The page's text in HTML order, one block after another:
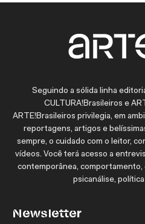
Seguindo a sólida linha
CULTURA!Brasileiros e
ARTE!Brasileiros privilegia, em
reportagens, artigos e
sempre, o cuidado com o leitor,
vídeos. Você terá acesso a
contemporânea,
psicanálise,
Newsletter